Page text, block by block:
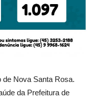
Nova Santa Rosa.
da Prefeitura de